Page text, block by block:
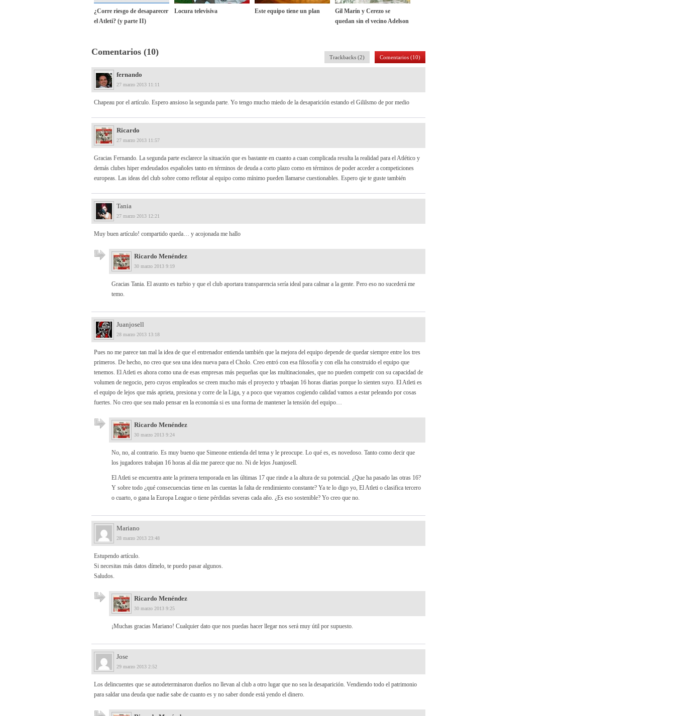
¿Corre riesgo de desaparecer
el Atleti? (y parte II)
Locura televisiva Este equipo tiene un plan
Gil Marín y Cerezo se
quedan sin el vecino Adelson
Comentarios (10)
Trackbacks (2)
Comentarios (10)
fernando
27 marzo 2013 11:11
Chapeau por el artículo. Espero ansioso la segunda parte. Yo tengo mucho miedo de la desaparición estando el Gililsmo de por medio
Ricardo
27 marzo 2013 11:57
Gracias Fernando. La segunda parte esclarece la situación que es bastante en cuanto a cuan complicada resulta la realidad para el Atlético y
demás clubes hiper endeudados españoles tanto en términos de deuda a corto plazo como en términos de poder acceder a competiciones
europeas. Las ideas del club sobre como reflotar al equipo como mínimo pueden llamarse cuestionables. Espero qie te guste también
Tania
27 marzo 2013 12:21
Muy buen artículo! compartido queda… y acojonada me hallo
Ricardo Menéndez
30 marzo 2013 9:19
Gracias Tania. El asunto es turbio y que el club aportara transparencia sería ideal para calmar a la gente. Pero eso no sucederá me
temo.
Juanjosell
28 marzo 2013 13:18
Pues no me parece tan mal la idea de que el entrenador entienda también que la mejora del equipo depende de quedar siempre entre los tres
primeros. De hecho, no creo que sea una idea nueva para el Cholo. Creo entró con esa filosofía y con ella ha construido el equipo que
tenemos. El Atleti es ahora como una de esas empresas más pequeñas que las multinacionales, que no pueden competir con su capacidad de
volumen de negocio, pero cuyos empleados se creen mucho más el proyecto y trbaajan 16 horas diarias porque lo sienten suyo. El Atleti es
el equipo de lejos que más aprieta, presiona y corre de la Liga, y a poco que vayamos cogiendo calidad vamos a estar peleando por cosas
fuertes. No creo que sea malo pensar en la economía si es una forma de mantener la tensión del equipo…
Ricardo Menéndez
30 marzo 2013 9:24
No, no, al contrario. Es muy bueno que Simeone entienda del tema y le preocupe. Lo qué es, es novedoso. Tanto como decir que
los jugadores trabajan 16 horas al día me parece que no. Ni de lejos Juanjosell.
El Atleti se encuentra ante la primera temporada en las últimas 17 que rinde a la altura de su potencial. ¿Que ha pasado las otras 16?
Y sobre todo ¿qué consecuencias tiene en las cuentas la falta de rendimiento constante? Ya te lo digo yo, El Atleti o clasifica tercero
o cuarto, o gana la Europa League o tiene pérdidas severas cada año. ¿Es eso sostenible? Yo creo que no.
Mariano
28 marzo 2013 23:48
Estupendo artículo.
Si necesitas más datos dímelo, te puedo pasar algunos.
Saludos.
Ricardo Menéndez
30 marzo 2013 9:25
¡Muchas gracias Mariano! Cualquier dato que nos puedas hacer llegar nos será muy útil por supuesto.
Jose
29 marzo 2013 2:52
Los delincuentes que se autodeterminaron dueños no llevan al club a otro lugar que no sea la desaparición. Vendiendo todo el patrimonio
para saldar una deuda que nadie sabe de cuanto es y no saber donde está yendo el dinero.